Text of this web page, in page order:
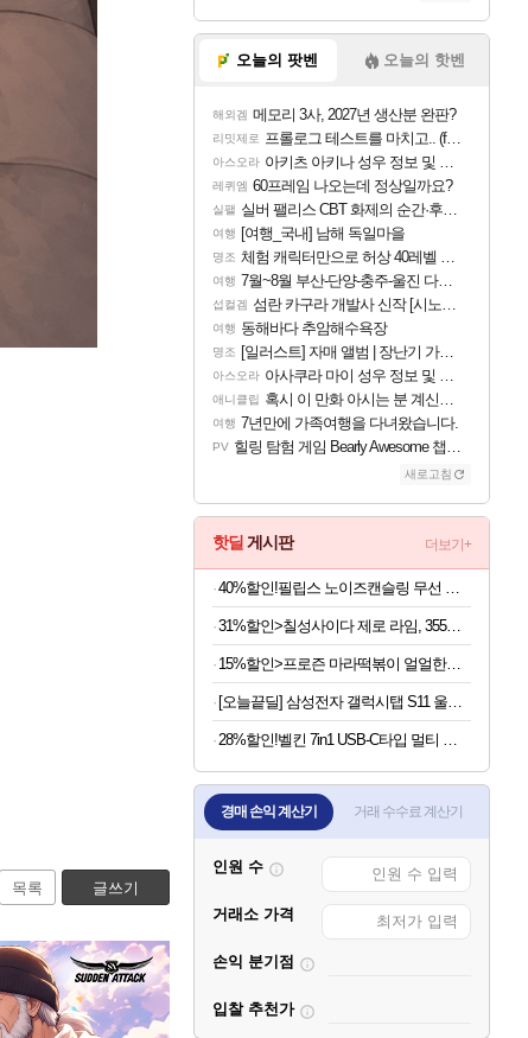
목록 글쓰기
오늘의 팟벤 오늘의 핫벤
해외겜 메모리 3사, 2027년 생산분 완판?
리밋제로 프롤로그 테스트를 마치고.. (feat. 리아)
아스오라 아키츠 아키나 성우 정보 및 주요 필모
레퀴엠 60프레임 나오는데 정상일까요?
실팰 실버 팰리스 CBT 화제의 순간·후기 모음
여행 [여행_국내] 남해 독일마을
명조 체험 캐릭터만으로 허상 40레벨 하이와티아 5분 컷!｜에이메스·린네·모니에 명함
여행 7월~8월 부산-단양-충주-울진 다녀왔어요~
섭컬겜 섬란 카구라 개발사 신작 [시노비 넥서스] 연내 출시 예정
여행 동해바다 추암해수욕장
명조 [일러스트] 자매 앨범 | 장난기 가득한 오후의 공원 (리메이크판)
아스오라 아사쿠라 마이 성우 정보 및 주요 필모
애니클립 혹시 이 만화 아시는 분 계신가요
여행 7년만에 가족여행을 다녀왔습니다.
PV 힐링 탐험 게임 Bearly Awesome 챕터 1 트레일러
새로고침
핫딜 게시판 더보기+
31%할인>칠성사이다 제로 라임, 355ml, 48개
15%할인>프로즌 마라떡볶이 얼얼한맛, 440g, 2개
28%할인!벨킨 7in1 USB-C타입 멀티 허브 AVC009 맥북 에어 프로 M5 갤럭시북6 아이패드 윈도우 노트북 호환
경매 손익 계산기 거래 수수료 계산기
인원 수
거래소 가격
손익 분기점
입찰 추천가